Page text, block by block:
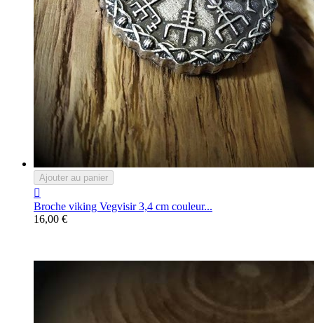
Ajouter au panier

Broche viking Vegvisir 3,4 cm couleur...
16,00 €